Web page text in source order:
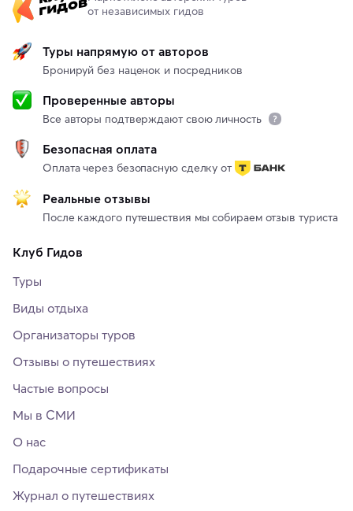
от независимых гидов
Туры напрямую от авторов
Бронируй без наценок и посредников
Проверенные авторы
Все авторы подтверждают свою личность
Безопасная оплата
Оплата через безопасную сделку от
Реальные отзывы
После каждого путешествия мы собираем отзыв туриста
Клуб Гидов
Туры
Виды отдыха
Организаторы туров
Отзывы о путешествиях
Частые вопросы
Мы в СМИ
О нас
Подарочные сертификаты
Журнал о путешествиях